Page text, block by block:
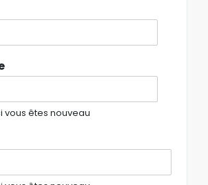
vous êtes nouveau